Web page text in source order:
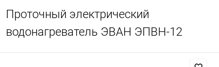
Проточный электрический
водонагреватель ЭВАН ЭПВН-12